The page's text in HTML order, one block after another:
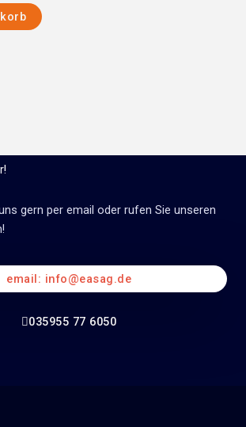
gern per email oder rufen Sie unseren
email: info@easag.de
035955 77 6050